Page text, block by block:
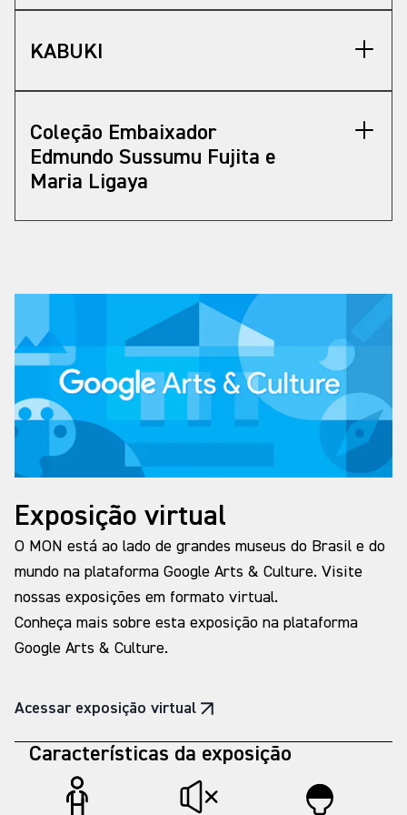
dois países, essas comunidades enfrentam
compartilhadas”.
saudoso marido, o Embaixador Edmundo
Fujita, viveram por 25 anos em centros
geopolíticos como Londres, Tóquio, Moscou, Nova
Iorque, Jacarta e Seul. A Ásia, porém, sempre foi
culturas e, de forma espontânea, nos tornamos
colecionadores acidentais”, diz.
“Inspirada pelo exemplo do Embaixador Fausto
Godoy – que doou seu valioso acervo ao Museu
Oscar Niemeyer, compartilho agora este conjunto
de objetos como instrumentos de aprendizagem,
memória e aproximação entre o Brasil e a Ásia”,
afirma Maria Ligaya.
KABUKI
Coleção Embaixador
Edmundo Sussumu Fujita e
Maria Ligaya
Exposição virtual
O MON está ao lado de grandes museus do Brasil e do
mundo na plataforma Google Arts & Culture. Visite
nossas exposições em formato virtual.
Conheça mais sobre esta exposição na plataforma
Google Arts & Culture.
Acessar exposição virtual
Características da exposição